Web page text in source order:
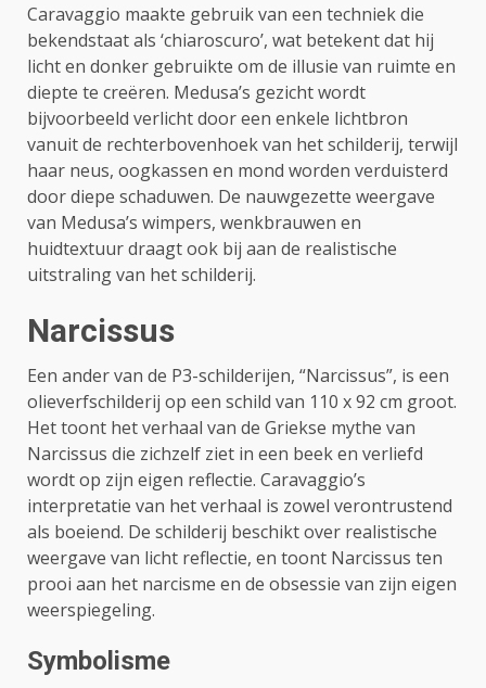
Caravaggio maakte gebruik van een techniek die
bekendstaat als ‘chiaroscuro’, wat betekent dat hij
licht en donker gebruikte om de illusie van ruimte en
diepte te creëren. Medusa’s gezicht wordt
bijvoorbeeld verlicht door een enkele lichtbron
vanuit de rechterbovenhoek van het schilderij, terwijl
haar neus, oogkassen en mond worden verduisterd
door diepe schaduwen. De nauwgezette weergave
van Medusa’s wimpers, wenkbrauwen en
huidtextuur draagt ​​ook bij aan de realistische
uitstraling van het schilderij.
Narcissus
Een ander van de P3-schilderijen, “Narcissus”, is een
olieverfschilderij op een schild van 110 x 92 cm groot.
Het toont het verhaal van de Griekse mythe van
Narcissus die zichzelf ziet in een beek en verliefd
wordt op zijn eigen reflectie. Caravaggio’s
interpretatie van het verhaal is zowel verontrustend
als boeiend. De schilderij beschikt over realistische
weergave van licht reflectie, en toont Narcissus ten
prooi aan het narcisme en de obsessie van zijn eigen
weerspiegeling.
Symbolisme